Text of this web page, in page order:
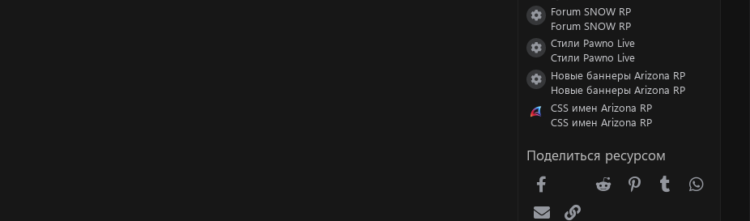
Иконка ресурса
Forum SNOW RP
Forum SNOW RP
Иконка ресурса
Стили Pawno Live
Стили Pawno Live
Иконка ресурса
Новые баннеры Arizona RP
Новые баннеры Arizona RP
CSS имен Arizona RP
CSS имен Arizona RP
Поделиться ресурсом
FacebookX (Twitter)
Reddit PinterestTumblr
Электронная почта